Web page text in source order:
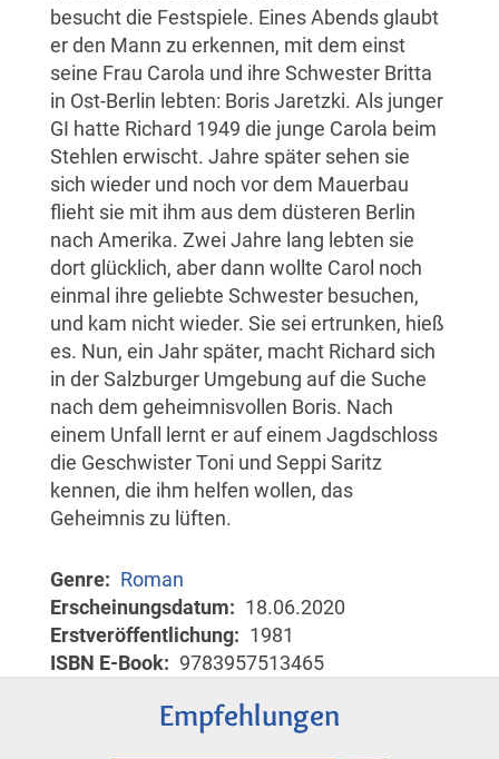
besucht die Festspiele. Eines Abends glaubt
er den Mann zu erkennen, mit dem einst
seine Frau Carola und ihre Schwester Britta
in Ost-Berlin lebten: Boris Jaretzki. Als junger
GI hatte Richard 1949 die junge Carola beim
Stehlen erwischt. Jahre später sehen sie
sich wieder und noch vor dem Mauerbau
flieht sie mit ihm aus dem düsteren Berlin
nach Amerika. Zwei Jahre lang lebten sie
dort glücklich, aber dann wollte Carol noch
einmal ihre geliebte Schwester besuchen,
und kam nicht wieder. Sie sei ertrunken, hieß
es. Nun, ein Jahr später, macht Richard sich
in der Salzburger Umgebung auf die Suche
nach dem geheimnisvollen Boris. Nach
einem Unfall lernt er auf einem Jagdschloss
die Geschwister Toni und Seppi Saritz
kennen, die ihm helfen wollen, das
Geheimnis zu lüften.
Genre
Roman
Erscheinungsdatum
18.06.2020
Erstveröffentlichung
1981
ISBN E-Book
9783957513465
Empfehlungen